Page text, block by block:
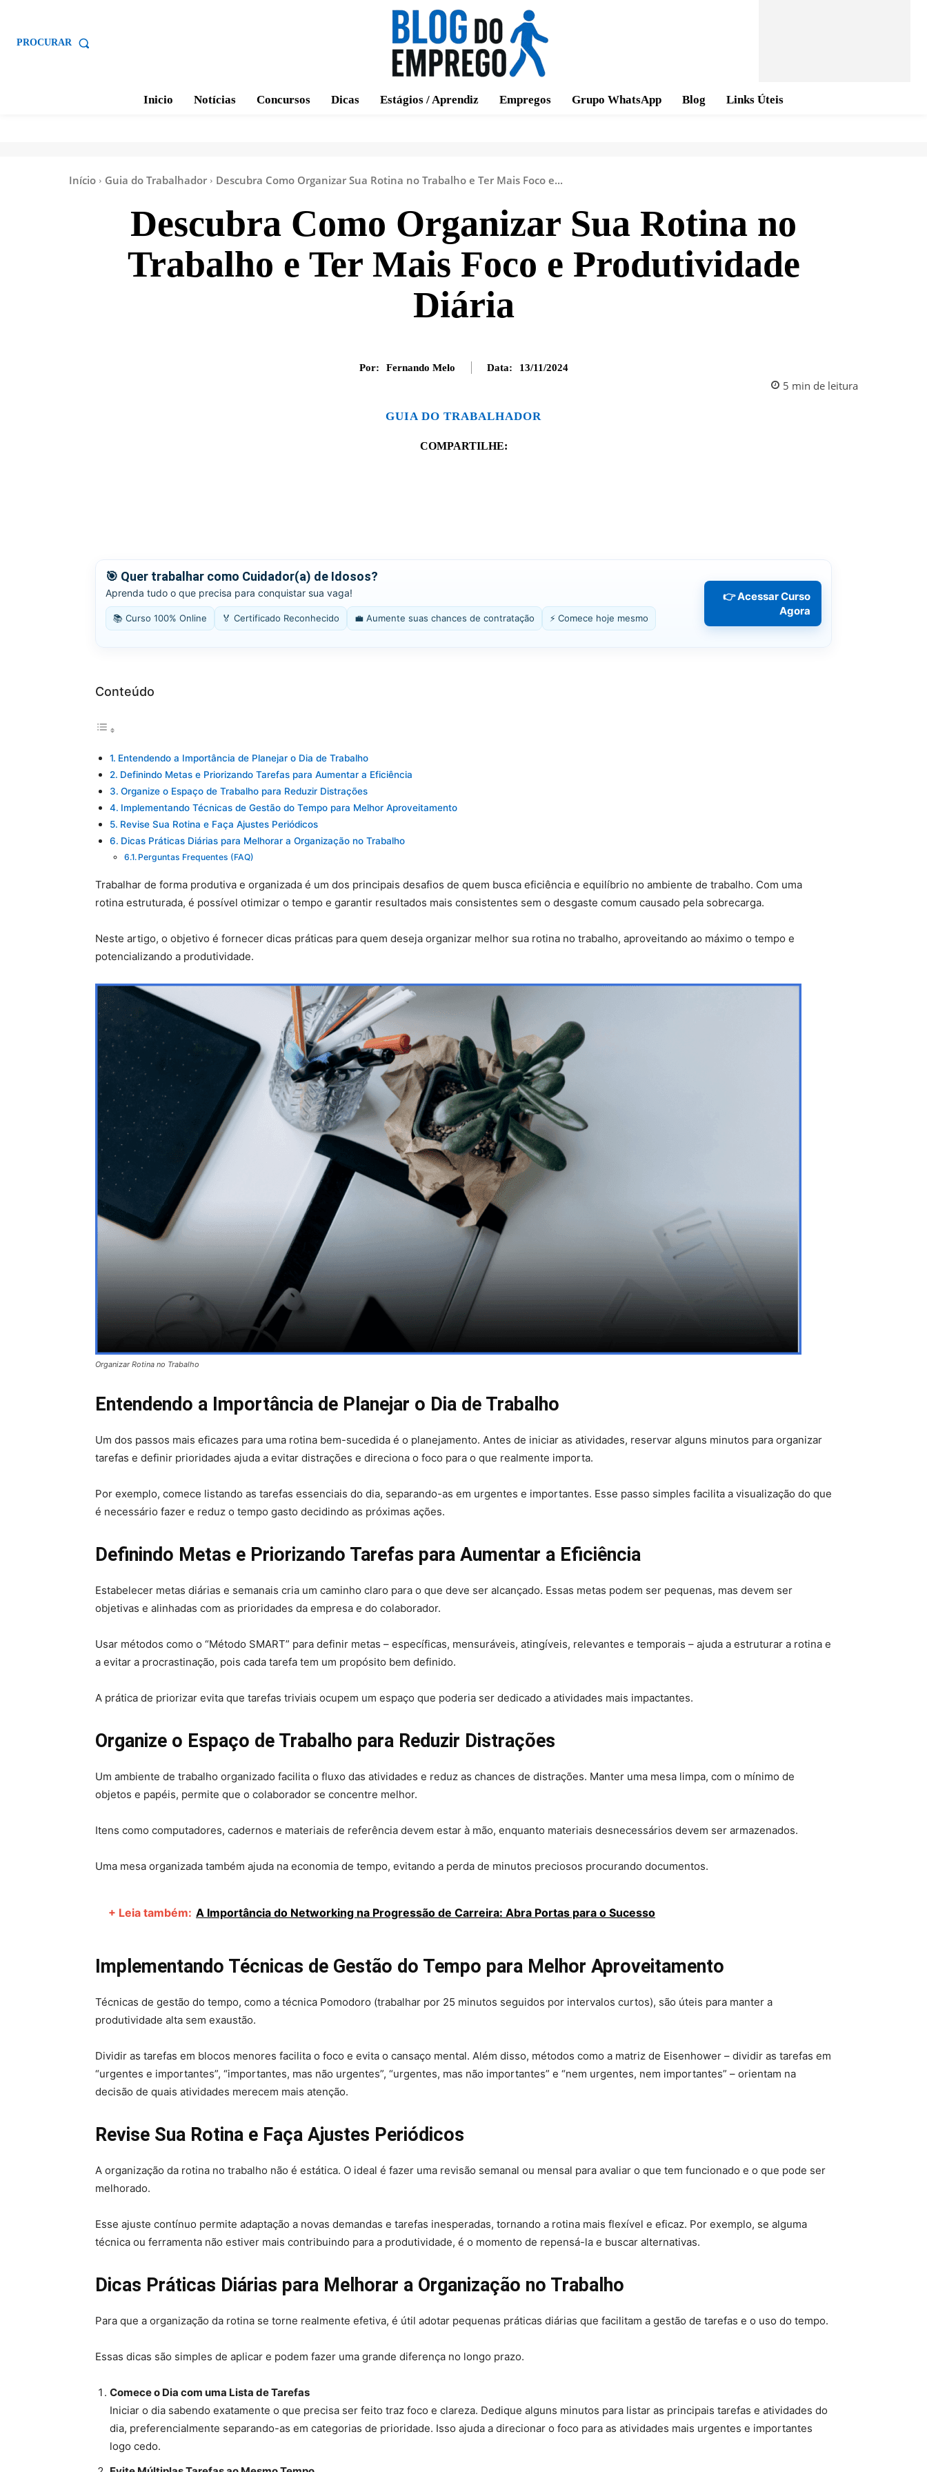
PROCURAR
Inicio Notícias Concursos Dicas Estágios / Aprendiz Empregos Grupo WhatsApp Blog Links Úteis
Início Guia do Trabalhador Descubra Como Organizar Sua Rotina no Trabalho e Ter Mais Foco e...
Descubra Como Organizar Sua Rotina no
Trabalho e Ter Mais Foco e Produtividade
Diária
Por: Fernando Melo Data: 13/11/2024
5 min de leitura
GUIA DO TRABALHADOR
COMPARTILHE:
🎯 Quer trabalhar como Cuidador(a) de Idosos?
Aprenda tudo o que precisa para conquistar sua vaga!
📚 Curso 100% Online 🏅 Certificado Reconhecido 💼 Aumente suas chances de contratação ⚡ Comece hoje mesmo
👉 Acessar Curso
Agora
Conteúdo
Entendendo a Importância de Planejar o Dia de Trabalho
Definindo Metas e Priorizando Tarefas para Aumentar a Eficiência
Organize o Espaço de Trabalho para Reduzir Distrações
Implementando Técnicas de Gestão do Tempo para Melhor Aproveitamento
Revise Sua Rotina e Faça Ajustes Periódicos
Dicas Práticas Diárias para Melhorar a Organização no Trabalho
Perguntas Frequentes (FAQ)
Trabalhar de forma produtiva e organizada é um dos principais desafios de quem busca eficiência e equilíbrio no ambiente de trabalho. Com uma
rotina estruturada, é possível otimizar o tempo e garantir resultados mais consistentes sem o desgaste comum causado pela sobrecarga.
Neste artigo, o objetivo é fornecer dicas práticas para quem deseja organizar melhor sua rotina no trabalho, aproveitando ao máximo o tempo e
potencializando a produtividade.
Organizar Rotina no Trabalho
Entendendo a Importância de Planejar o Dia de Trabalho
Um dos passos mais eficazes para uma rotina bem-sucedida é o planejamento. Antes de iniciar as atividades, reservar alguns minutos para organizar
tarefas e definir prioridades ajuda a evitar distrações e direciona o foco para o que realmente importa.
Por exemplo, comece listando as tarefas essenciais do dia, separando-as em urgentes e importantes. Esse passo simples facilita a visualização do que
é necessário fazer e reduz o tempo gasto decidindo as próximas ações.
Definindo Metas e Priorizando Tarefas para Aumentar a Eficiência
Estabelecer metas diárias e semanais cria um caminho claro para o que deve ser alcançado. Essas metas podem ser pequenas, mas devem ser
objetivas e alinhadas com as prioridades da empresa e do colaborador.
Usar métodos como o “Método SMART” para definir metas – específicas, mensuráveis, atingíveis, relevantes e temporais – ajuda a estruturar a rotina e
a evitar a procrastinação, pois cada tarefa tem um propósito bem definido.
A prática de priorizar evita que tarefas triviais ocupem um espaço que poderia ser dedicado a atividades mais impactantes.
Organize o Espaço de Trabalho para Reduzir Distrações
Um ambiente de trabalho organizado facilita o fluxo das atividades e reduz as chances de distrações. Manter uma mesa limpa, com o mínimo de
objetos e papéis, permite que o colaborador se concentre melhor.
Itens como computadores, cadernos e materiais de referência devem estar à mão, enquanto materiais desnecessários devem ser armazenados.
Uma mesa organizada também ajuda na economia de tempo, evitando a perda de minutos preciosos procurando documentos.
+ Leia também: A Importância do Networking na Progressão de Carreira: Abra Portas para o Sucesso
Implementando Técnicas de Gestão do Tempo para Melhor Aproveitamento
Técnicas de gestão do tempo, como a técnica Pomodoro (trabalhar por 25 minutos seguidos por intervalos curtos), são úteis para manter a
produtividade alta sem exaustão.
Dividir as tarefas em blocos menores facilita o foco e evita o cansaço mental. Além disso, métodos como a matriz de Eisenhower – dividir as tarefas em
“urgentes e importantes”, “importantes, mas não urgentes”, “urgentes, mas não importantes” e “nem urgentes, nem importantes” – orientam na
decisão de quais atividades merecem mais atenção.
Revise Sua Rotina e Faça Ajustes Periódicos
A organização da rotina no trabalho não é estática. O ideal é fazer uma revisão semanal ou mensal para avaliar o que tem funcionado e o que pode ser
melhorado.
Esse ajuste contínuo permite adaptação a novas demandas e tarefas inesperadas, tornando a rotina mais flexível e eficaz. Por exemplo, se alguma
técnica ou ferramenta não estiver mais contribuindo para a produtividade, é o momento de repensá-la e buscar alternativas.
Dicas Práticas Diárias para Melhorar a Organização no Trabalho
Para que a organização da rotina se torne realmente efetiva, é útil adotar pequenas práticas diárias que facilitam a gestão de tarefas e o uso do tempo.
Essas dicas são simples de aplicar e podem fazer uma grande diferença no longo prazo.
Comece o Dia com uma Lista de Tarefas
Iniciar o dia sabendo exatamente o que precisa ser feito traz foco e clareza. Dedique alguns minutos para listar as principais tarefas e atividades do
dia, preferencialmente separando-as em categorias de prioridade. Isso ajuda a direcionar o foco para as atividades mais urgentes e importantes
logo cedo.